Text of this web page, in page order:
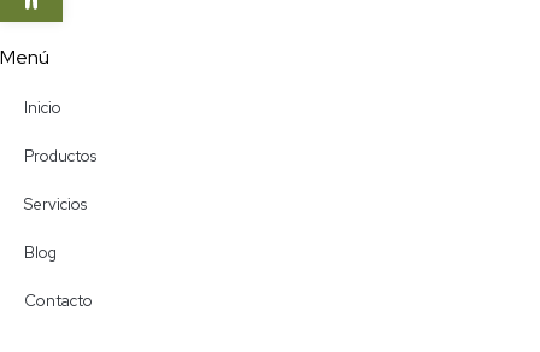
Menú
Inicio
Productos
Servicios
Blog
Contacto